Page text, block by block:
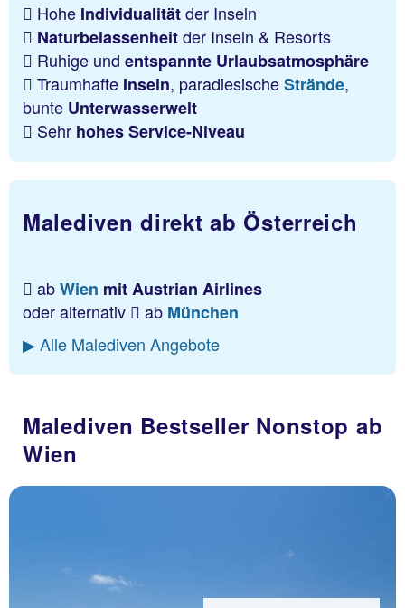
Hohe Individualitätder Inseln
Naturbelassenheitder Inseln & Resorts
Ruhige und entspannte Urlaubsatmosphäre
Traumhafte Inseln, paradiesischeStrände,
bunte Unterwasserwelt
Sehr hohes Service-Niveau
Malediven direkt ab Österreich
abWien mit Austrian Airlines
oder alternativ
ab München
▶ Alle Malediven Angebote
Malediven Bestseller Nonstop ab
Wien